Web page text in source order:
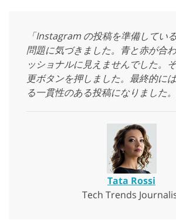
「Instagram の投稿を準備してい
問題に気づきました。青と赤が合
ッショナルに見えませんでした。
更ボタンを押しました。最終的に
る一貫性のある投稿になりました。
Tata Rossi
Tech Trends